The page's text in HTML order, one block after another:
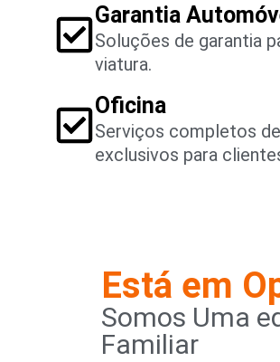
Garantia
Soluções de garantia
viatura.
Oficina
Serviços completos
exclusivos para
Está em
Somos Uma
Familiar